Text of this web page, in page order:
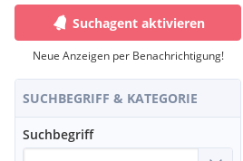
Suchagent aktivieren
Neue Anzeigen per Benachrichtigung!
SUCHBEGRIFF & KATEGORIE
Suchbegriff